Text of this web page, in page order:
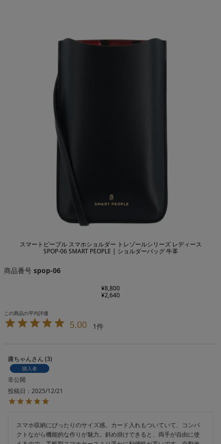
スマートピープル スマホショルダー トレゾールシリーズ レディース
SPOP-06 SMART PEOPLE | ショルダーバッグ 牛革
商品番号 spop-06
¥8,800
¥2,640
5.00 1
庸ちゃん 3
購入者
非公開
投稿日
2025/12/21
スマホ収納にぴったりのサイズ感。カード入れもついていて、コンパ
クトながら機能的な作りが魅力。斜め掛けできると、両手が自由に使